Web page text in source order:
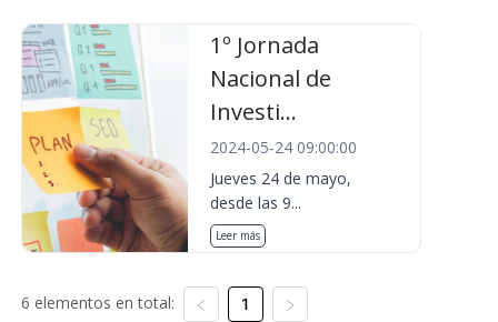
1º Jornada
Nacional de
Investi...
2024-05-24 09:00:00
Jueves 24 de mayo,
desde las 9...
Leer más
6 elementos en total: 1